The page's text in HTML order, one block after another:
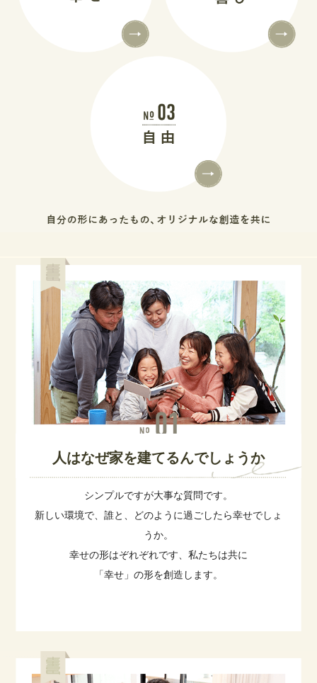
人はなぜ家を建てるんでしょうか
シンプルですが大事な質問です。
新しい環境で、誰と、どのように過ごしたら幸せでしょ
うか。
幸せの形はぞれぞれです、私たちは共に
「幸せ」の形を創造します。